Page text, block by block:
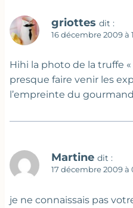
griottes dit :
16 décembre 2009 à
Hihi la photo de la truffe
presque faire venir les
l’empreinte du
Martine dit :
17 décembre 2009 à
je ne connaissais pas